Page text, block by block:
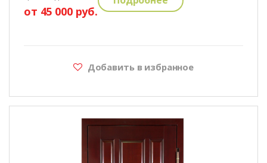
от 45 000 руб.
Добавить в избранное